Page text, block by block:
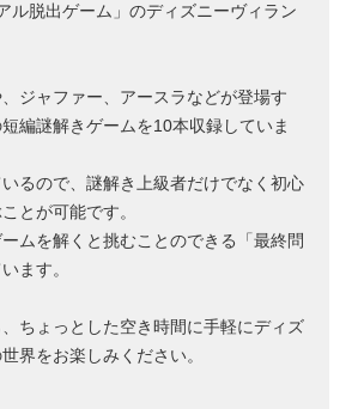
ル脱出ゲーム」のディズニーヴィラン
ジャファー、アースラなどが登場す
編謎解きゲームを10本収録していま
るので、謎解き上級者だけでなく初心
とが可能です。
ムを解くと挑むことのできる「最終問
ます。
ちょっとした空き時間に手軽にディズ
界をお楽しみください。